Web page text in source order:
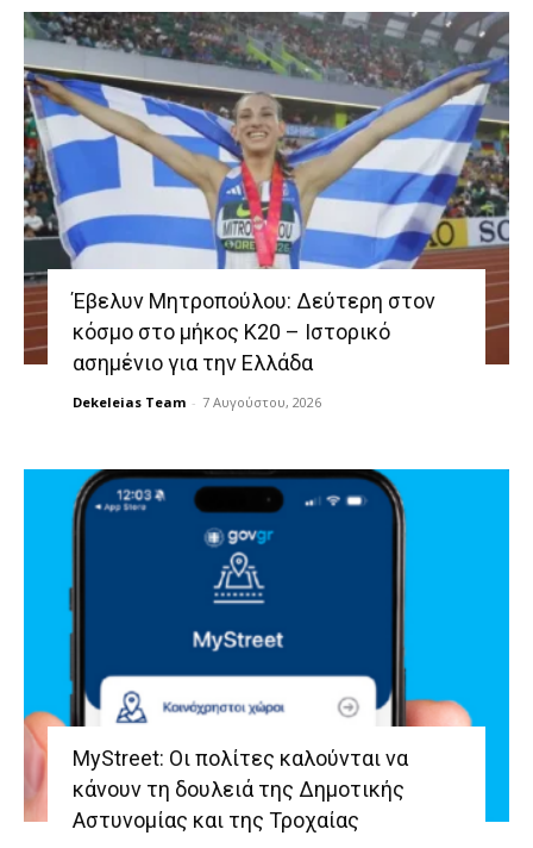
Έβελυν Μητροπούλου: Δεύτερη στον
κόσμο στο μήκος Κ20 – Ιστορικό
ασημένιο για την Ελλάδα
Dekeleias Team - 7 Αυγούστου, 2026
MyStreet: Οι πολίτες καλούνται να
κάνουν τη δουλειά της Δημοτικής
Αστυνομίας και της Τροχαίας